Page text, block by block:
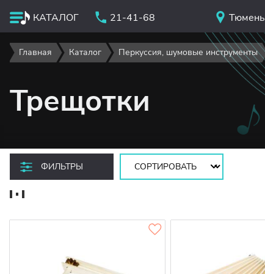
КАТАЛОГ 21-41-68 Тюмень
Главная Каталог Перкуссия, шумовые инструменты
Трещотки
ФИЛЬТРЫ